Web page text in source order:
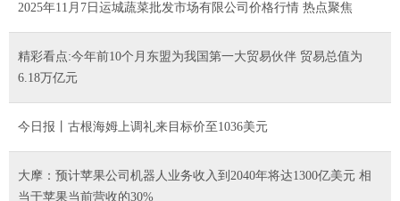
2025年11月7日运城蔬菜批发市场有限公司价格行情 热点聚焦
精彩看点:今年前10个月东盟为我国第一大贸易伙伴 贸易总值为
6.18万亿元
今日报丨古根海姆上调礼来目标价至1036美元
大摩：预计苹果公司机器人业务收入到2040年将达1300亿美元 相
当于苹果当前营收的30%